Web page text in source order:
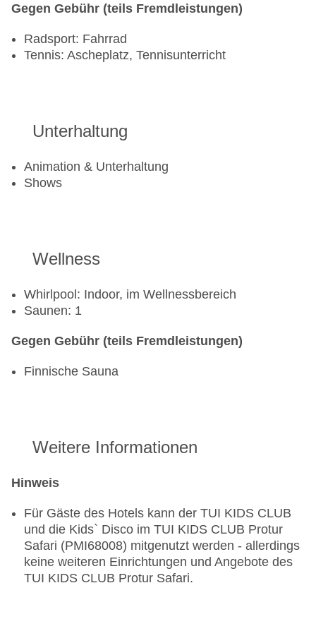
KINDER
Kinderspielplatz
Minidisco
Gegen Gebühr (teils Fremdleistungen)
Radsport: Fahrrad
Tennis: Ascheplatz, Tennisunterricht
Unterhaltung
Animation & Unterhaltung
Shows
Wellness
Whirlpool: Indoor, im Wellnessbereich
Saunen: 1
Gegen Gebühr (teils Fremdleistungen)
Finnische Sauna
Weitere Informationen
Hinweis
Für Gäste des Hotels kann der TUI KIDS CLUB
und die Kids` Disco im TUI KIDS CLUB Protur
Safari (PMI68008) mitgenutzt werden - allerdings
keine weiteren Einrichtungen und Angebote des
TUI KIDS CLUB Protur Safari.